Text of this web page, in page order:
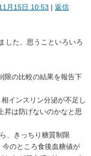
月15日 10:53 | 返信
した、思うこといろいろ
限の比較の結果を報告下
インスリン分泌が不足し
昇は防げないのかなと思
、きっちり糖質制限
今のところ食後血糖値が